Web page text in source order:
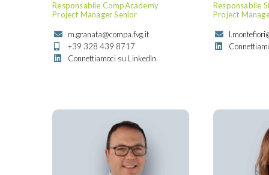
Responsabile CompAcademy
Project Manager Senior
m.granata@compa.fvg.it
+39 328 439 8717
Connettiamoci su LinkedIn
Responsabile
Project